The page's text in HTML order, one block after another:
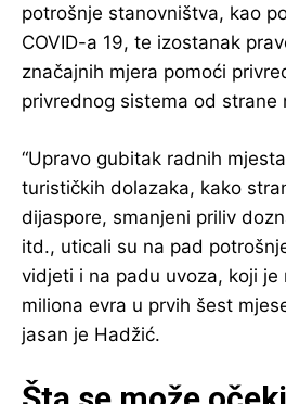
potrošnje stanovništva, kao
COVID-a 19, te izostanak
značajnih mjera pomoći
privrednog sistema od strane
“Upravo gubitak radnih
turističkih dolazaka, kako
dijaspore, smanjeni priliv
itd., uticali su na pad
vidjeti i na padu uvoza, koji je
miliona evra u prvih šest
jasan je Hadžić.